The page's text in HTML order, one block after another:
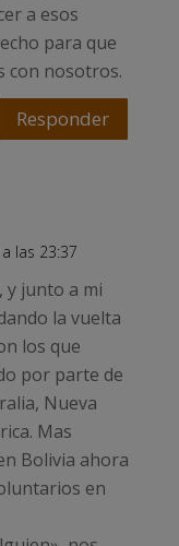
a esos
para que
con nosotros.
Responder
las 23:37
y junto a mi
la vuelta
los que
por parte de
Nueva
Mas
Bolivia ahora
en